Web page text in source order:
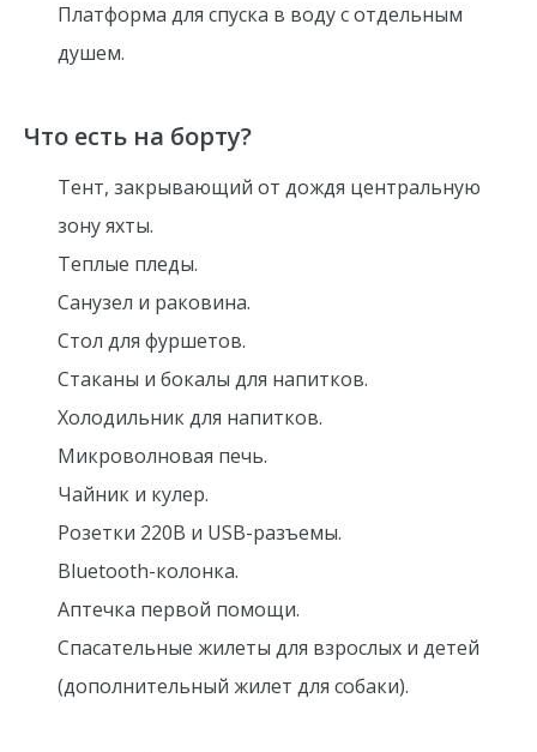
Платформа для спуска в воду с отдельным
душем.
Что есть на борту?
Тент, закрывающий от дождя центральную
зону яхты.
Теплые пледы.
Санузел и раковина.
Стол для фуршетов.
Стаканы и бокалы для напитков.
Холодильник для напитков.
Микроволновая печь.
Чайник и кулер.
Розетки 220В и USB-разъемы.
Bluetooth-колонка.
Аптечка первой помощи.
Спасательные жилеты для взрослых и детей
(дополнительный жилет для собаки).